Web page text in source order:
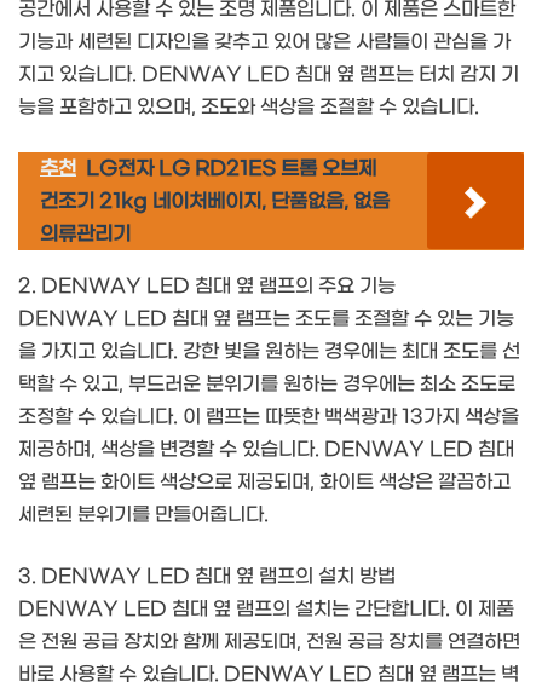
공간에서 사용할 수 있는 조명 제품입니다. 이 제품은 스마트한
기능과 세련된 디자인을 갖추고 있어 많은 사람들이 관심을 가
지고 있습니다. DENWAY LED 침대 옆 램프는 터치 감지 기
능을 포함하고 있으며, 조도와 색상을 조절할 수 있습니다.
추천 LG전자 LG RD21ES 트롬 오브제
건조기 21kg 네이처베이지, 단품없음, 없음
의류관리기
2. DENWAY LED 침대 옆 램프의 주요 기능
DENWAY LED 침대 옆 램프는 조도를 조절할 수 있는 기능
을 가지고 있습니다. 강한 빛을 원하는 경우에는 최대 조도를 선
택할 수 있고, 부드러운 분위기를 원하는 경우에는 최소 조도로
조정할 수 있습니다. 이 램프는 따뜻한 백색광과 13가지 색상을
제공하며, 색상을 변경할 수 있습니다. DENWAY LED 침대
옆 램프는 화이트 색상으로 제공되며, 화이트 색상은 깔끔하고
세련된 분위기를 만들어줍니다.
3. DENWAY LED 침대 옆 램프의 설치 방법
DENWAY LED 침대 옆 램프의 설치는 간단합니다. 이 제품
은 전원 공급 장치와 함께 제공되며, 전원 공급 장치를 연결하면
바로 사용할 수 있습니다. DENWAY LED 침대 옆 램프는 벽